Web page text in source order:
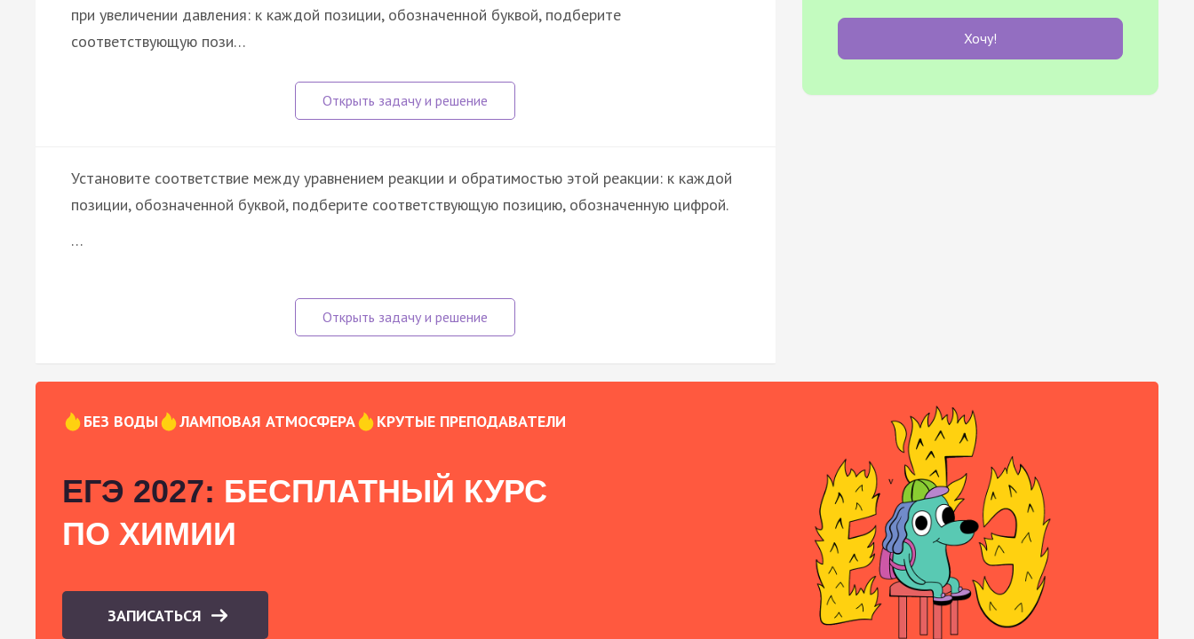
при увеличении давления: к каждой позиции, обозначенной буквой, подберите
соответствующую пози…
Установите соответствие между уравнением реакции и обратимостью этой реакции: к каждой
позиции, обозначенной буквой, подберите соответствующую позицию, обозначенную цифрой.
…
Хочу!
БЕЗ ВОДЫ ЛАМПОВАЯ АТМОСФЕРА КРУТЫЕ ПРЕПОДАВАТЕЛИ
ЕГЭ 2027: БЕСПЛАТНЫЙ КУРС
ПО ХИМИИ
ЗАПИСАТЬСЯ